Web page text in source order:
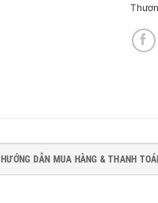
HƯỚNG DẪN MUA HÀNG & THANH